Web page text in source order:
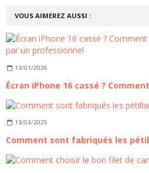
VOUS AIMEREZ AUSSI :
13/01/2026
13/03/2025